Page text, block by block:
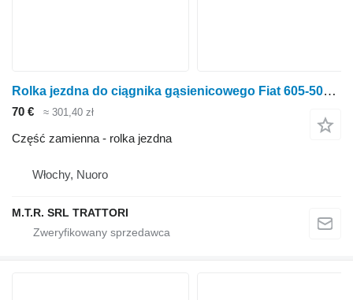
Rolka jezdna do ciągnika gąsienicowego Fiat 605-505-555-455
70 € ≈ 301,40 zł
Część zamienna - rolka jezdna
Włochy, Nuoro
M.T.R. SRL TRATTORI